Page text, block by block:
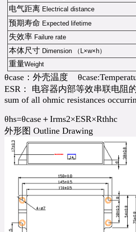
电气距离 Electrical distance
预期寿命 Expected lifetime
失效率 Failure rate
本体尺寸 Dimension （ L×w×h）
重量Weight
θcase：外壳温度
ESR： 电容器内部等效串联电阻
sum of all ohmic resistances
θhs=θcase＋Irms2×ESR×Rthhc
外形图 Outline Drawing